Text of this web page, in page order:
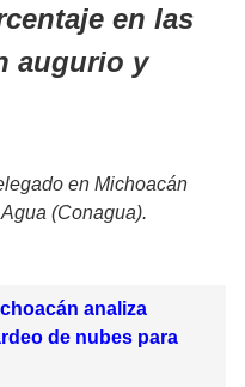
en las
augurio y
en Michoacán
(Conagua).
analiza
de nubes para